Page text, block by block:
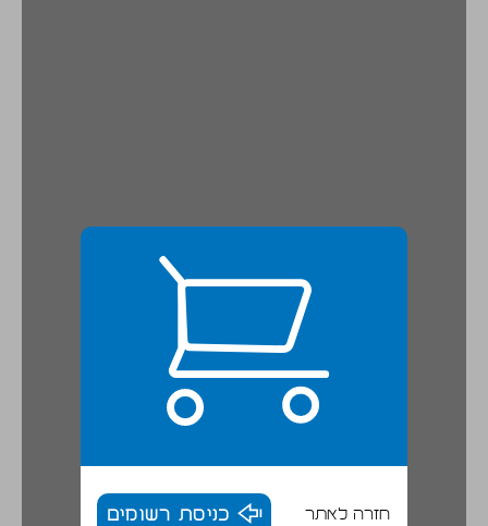
חזרה לאתר כניסת רשומים